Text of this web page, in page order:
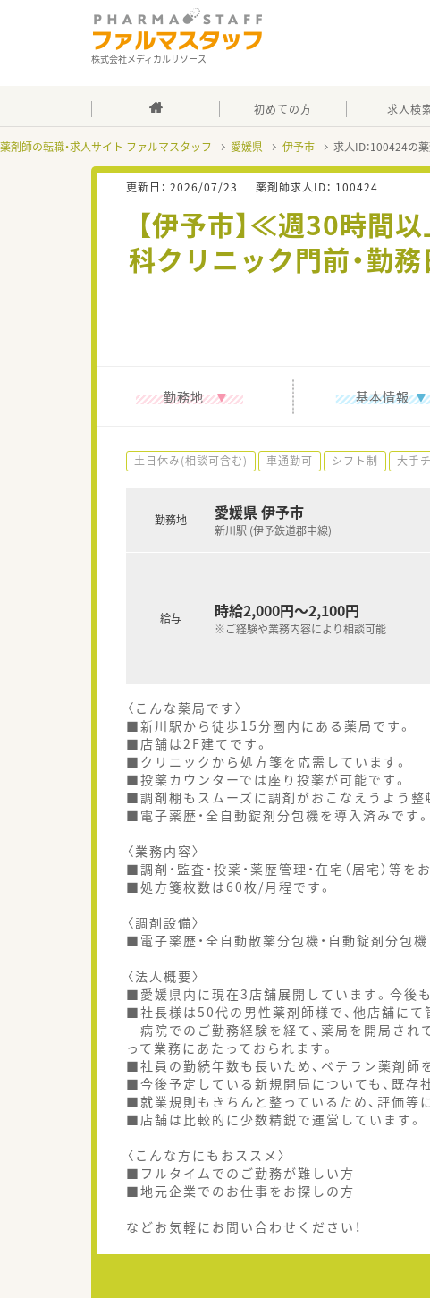
株式会社メディカルリソース
初めての方 求人検
薬剤師の転職・求人サイト ファルマスタッフ 愛媛県 伊予市 求人ID：100424の
更新日： 2026/07/23 薬剤師求人ID： 100424
【伊予市】≪週30時間
科クリニック門前・勤
勤務地 基本情報
土日休み(相談可含む) 車通勤可 シフト制 大手
勤務地 愛媛県 伊予市
新川駅 (伊予鉄道郡中線)
給与 時給2,000円～2,100円
※ご経験や業務内容により相談可能
〈こんな薬局です〉
■新川駅から徒歩15分圏内にある薬局です。
■店舗は2F建てです。
■クリニックから処方箋を応需しています。
■投薬カウンターでは座り投薬が可能です。
■調剤棚もスムーズに調剤がおこなえうよう整
■電子薬歴・全自動錠剤分包機を導入済みです。
〈業務内容〉
■調剤・監査・投薬・薬歴管理・在宅（居宅）等を
■処方箋枚数は60枚/月程です。
〈調剤設備〉
■電子薬歴・全自動散薬分包機・自動錠剤分包
〈法人概要〉
■愛媛県内に現在3店舗展開しています。今後
■社長様は50代の男性薬剤師様で、他店舗にて
病院でのご勤務経験を経て、薬局を開局され
って業務にあたっておられます。
■社員の勤続年数も長いため、ベテラン薬剤師
■今後予定している新規開局についても、既存
■就業規則もきちんと整っているため、評価等
■店舗は比較的に少数精鋭で運営しています。
〈こんな方にもおススメ〉
■フルタイムでのご勤務が難しい方
■地元企業でのお仕事をお探しの方
などお気軽にお問い合わせください！